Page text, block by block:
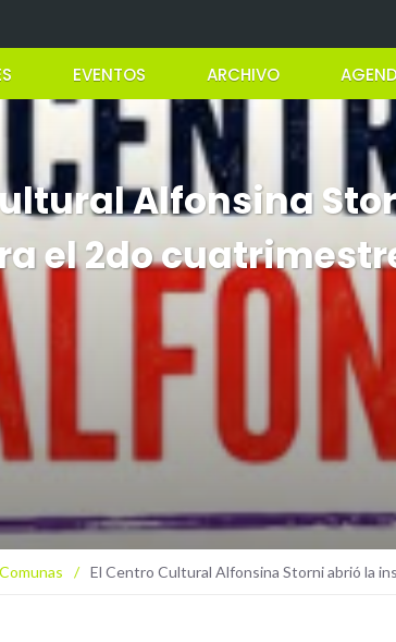
EVENTOS ARCHIVO
Alfonsina
el 2do
Comunas / El Centro Cultural Alfonsina Storni abrió la